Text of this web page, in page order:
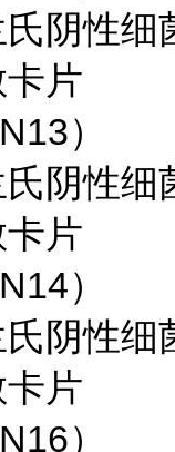
阴性细
片
）
阴性细
片
）
阴性细
片
）